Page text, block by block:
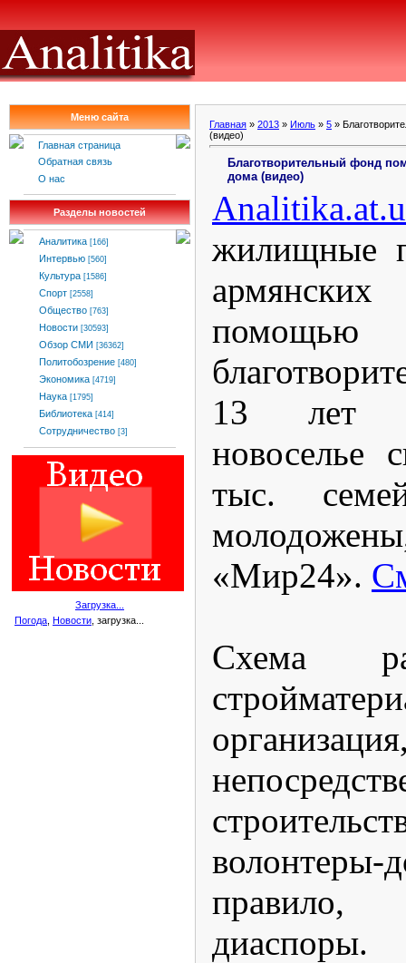
Меню сайта
Главная страница
Обратная связь
О нас
Разделы новостей
Аналитика [166]
Интервью [560]
Культура [1586]
Спорт [2558]
Общество [763]
Новости [30593]
Обзор СМИ [36362]
Политобозрение [480]
Экономика [4719]
Наука [1795]
Библиотека [414]
Сотрудничество [3]
Загрузка...
Погода Новости , загрузка...
Главная » 2013 » Июль » 5 »
(видео)
Благотворительный фонд
дома (видео)
Analitika.at.
жилищные
помощью
13 лет
новоселье
тыс.
«Мир24».
Схема
волонтеры-
правило,
диаспоры.